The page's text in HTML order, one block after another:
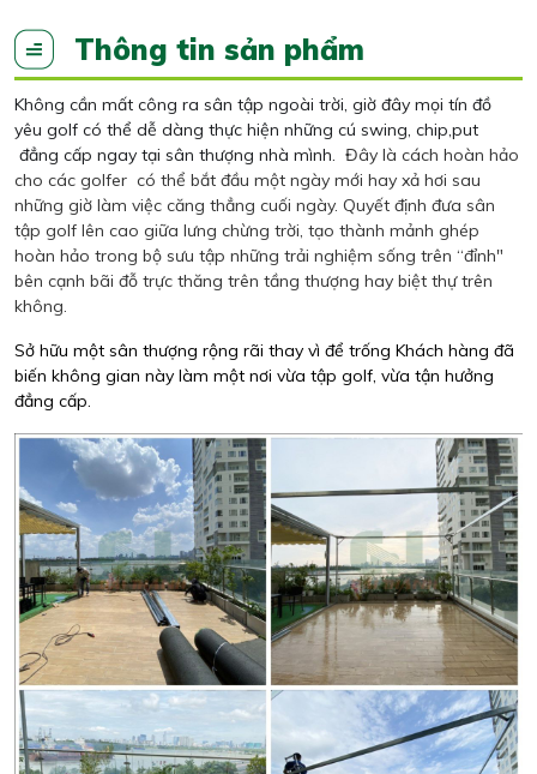
Thông tin sản phẩm
Không cần mất công ra sân tập ngoài trời, giờ đây mọi tín đồ
yêu golf có thể dễ dàng thực hiện những cú swing, chip,put
đẳng cấp ngay tại sân thượng nhà mình. Đây là cách hoàn hảo
cho các golfer có thể bắt đầu một ngày mới hay xả hơi sau
những giờ làm việc căng thẳng cuối ngày. Quyết định đưa sân
tập golf lên cao giữa lưng chừng trời, tạo thành mảnh ghép
hoàn hảo trong bộ sưu tập những trải nghiệm sống trên “đỉnh"
bên cạnh bãi đỗ trực thăng trên tầng thượng hay biệt thự trên
không.
Sở hữu một sân thượng rộng rãi thay vì để trống Khách hàng đã
biến không gian này làm một nơi vừa tập golf, vừa tận hưởng
đẳng cấp.